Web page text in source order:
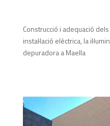
Construcció i adequació
instal·lació elèctrica, la
depuradora a Maella